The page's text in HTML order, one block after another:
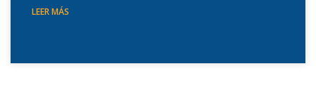
LEER MÁS